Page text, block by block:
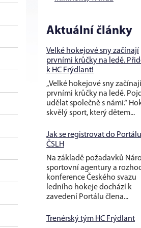
Aktuální články
Velké hokejové sny začínají
prvními krůčky na ledě.
k HC Frýdlant!
„Velké hokejové sny začínají
prvními krůčky na ledě.
udělat společně s námi.“
skvělý sport, který dětem...
Jak se registrovat do
ČSLH
Na základě požadavků
sportovní agentury a
konference Českého svazu
ledního hokeje dochází k
zavedení Portálu člena...
Trenérský tým HC Frýdlant